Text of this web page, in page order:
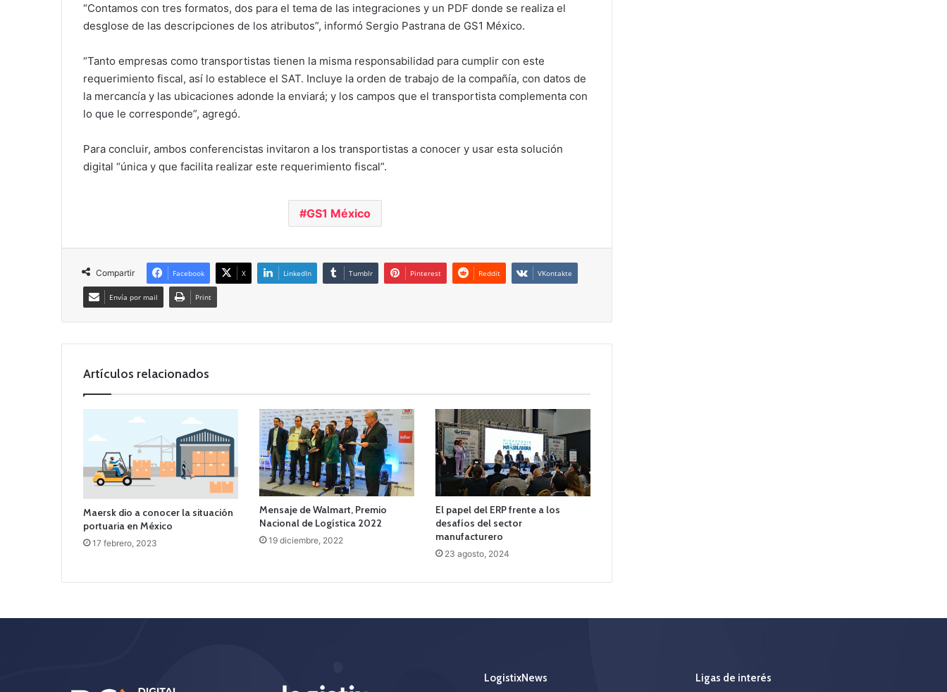
“Contamos con tres formatos, dos para el tema de las integraciones y un PDF donde se realiza el
desglose de las descripciones de los atributos”, informó Sergio Pastrana de GS1 México.
“Tanto empresas como transportistas tienen la misma responsabilidad para cumplir con este
requerimiento fiscal, así lo establece el SAT. Incluye la orden de trabajo de la compañía, con datos de
la mercancía y las ubicaciones adonde la enviará; y los campos que el transportista complementa con
lo que le corresponde”, agregó.
Para concluir, ambos conferencistas invitaron a los transportistas a conocer y usar esta solución
digital “única y que facilita realizar este requerimiento fiscal”.
GS1 México
Compartir Facebook X LinkedIn Tumblr Pinterest Reddit VKontakte
Envía por mail Print
Artículos relacionados
Maersk dio a conocer la situación
portuaria en México
17 febrero, 2023
Mensaje de Walmart, Premio
Nacional de Logística 2022
19 diciembre, 2022
El papel del ERP frente a los
desafíos del sector
manufacturero
23 agosto, 2024
LogistixNews Ligas de interés